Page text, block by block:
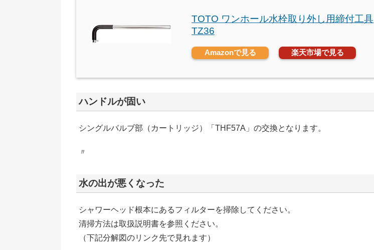
TOTO ワンホール水栓取り外し用締付工具
TZ36
Amazonで見る 楽天市場で見る
ハンドルが固い
シングルバルブ部（カートリッジ）「THF57A」の交換となります。
〃
水の出が悪くなった
シャワーヘッド根本にあるフィルターを掃除してください。
清掃方法は取扱説明書を参照ください。
（下記分解図のリンク先で見れます）